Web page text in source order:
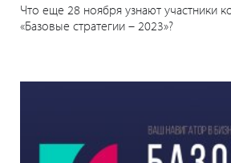
Что еще 28 ноября узнают участники
«Базовые стратегии – 2023»?